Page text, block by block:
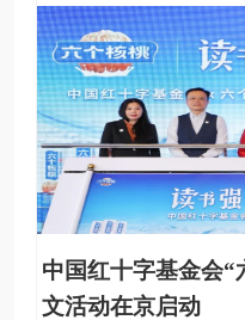
中国红十字基金会“
文活动在京启动